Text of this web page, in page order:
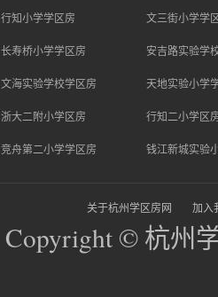
行知小学学区房 文三街小学学
长寿桥小学学区房 安吉路实验学
文海实验学校学区房 天地实验小学
浙大二附小学区房 行知二小学区
竞舟第二小学学区房 钱江新城实验
关于杭州学区房网 加入
Copyright © 杭州